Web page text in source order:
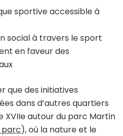
sportive accessible à
social à travers le sport
en faveur des
que des initiatives
dans d’autres quartiers
XVIIe autour du parc Martin
parc), où la nature et le